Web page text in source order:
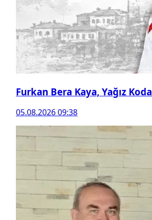
Furkan Bera Kaya, Yağız
05.08.2026 09:38